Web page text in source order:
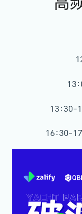
13:30-
16:30-